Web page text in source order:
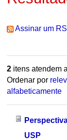
Assinar um
2itens atendem
Ordenar por
alfabeticamente
USP